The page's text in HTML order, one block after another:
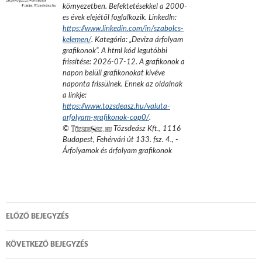
környezetben. Befektetésekkel a 2000-
es évek elejétől foglalkozik. LinkedIn:
https://www.linkedin.com/in/szabolcs-
kelemen/. Kategória: „Deviza árfolyam
grafikonok”.A html kód legutóbbi
frissítése: 2026-07-12. A grafikonok a
napon belüli grafikonokat kivéve
naponta frissülnek. Ennek az oldalnak
a linkje:
https://www.tozsdeasz.hu/valuta-
arfolyam-grafikonok-cop0/.
©
Tőzsdeász Kft., 1116
Budapest, Fehérvári út 133. fsz. 4., -
Árfolyamok és árfolyam grafikonok
Bejegyzés
navigáció
ELŐZŐ BEJEGYZÉS
KÖVETKEZŐ BEJEGYZÉS